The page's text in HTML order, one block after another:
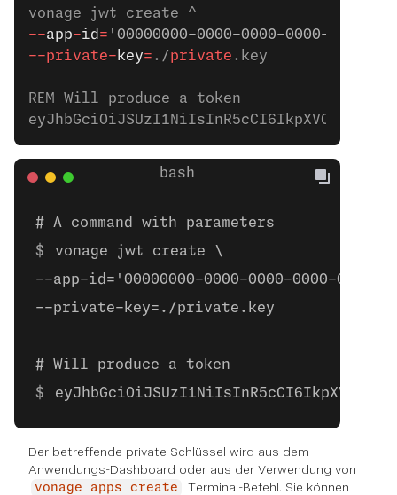
vonage jwt create ^
--app-id = '00000000-0000-0000-0000-
--private- key= ./private .key
REM Will produce a token
# A command with parameters
vonage jwt create \
--app-id='00000000-0000-0000-0000-
--private-key=./private.key
# Will produce a token
Der betreffende private Schlüssel wird aus dem
Anwendungs-Dashboard oder aus der Verwendung von
vonage apps create
Terminal-Befehl. Sie können